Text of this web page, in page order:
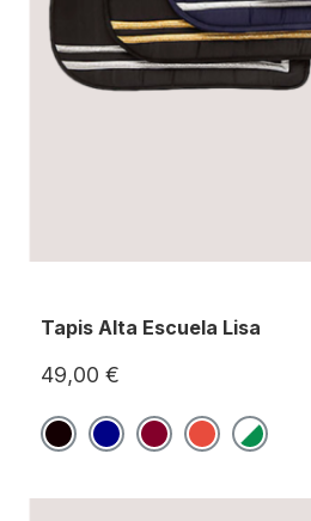
Tapis Alta Escuela Lisa
49,00 €